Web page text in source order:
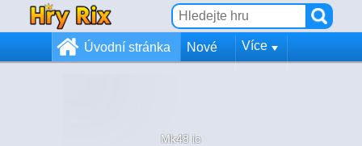
Úvodní stránka Nové Více
Mk48 io